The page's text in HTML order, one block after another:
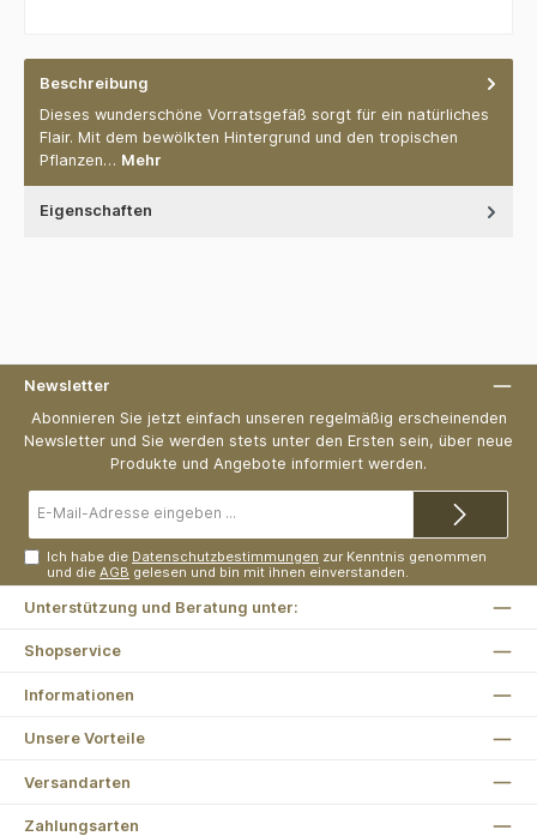
Beschreibung
Dieses wunderschöne Vorratsgefäß sorgt für ein natürliches
Flair. Mit dem bewölkten Hintergrund und den tropischen
Pflanzen… Mehr
Eigenschaften
Newsletter
Abonnieren Sie jetzt einfach unseren regelmäßig erscheinenden
Newsletter und Sie werden stets unter den Ersten sein, über neue
Produkte und Angebote informiert werden.
Mail-
Ich habe die Datenschutzbestimmungen zur Kenntnis genommen
und dieAGB gelesen und bin mit ihnen einverstanden.
Unterstützung und Beratung unter:
Shopservice
Informationen
Unsere Vorteile
Versandarten
Zahlungsarten